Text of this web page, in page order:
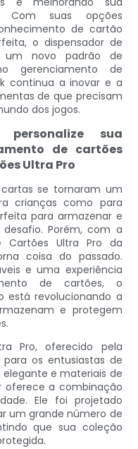
Com suas opções
de cartão
o dispensador de
um novo padrão de
gerenciamento de
continua a inovar e a
de que precisam
dos jogos.
personalize sua
de cartões
Ultra Pro
se tornaram um
crianças como para
para armazenar e
Porém, com a
Cartões Ultra Pro da
coisa do passado.
​​e uma experiência
de cartões, o
está revolucionando a
e protegem
Pro, oferecido pela
os entusiastas de
elegante e materiais de
oferece a combinação
Ele foi projetado
um grande número de
que sua coleção